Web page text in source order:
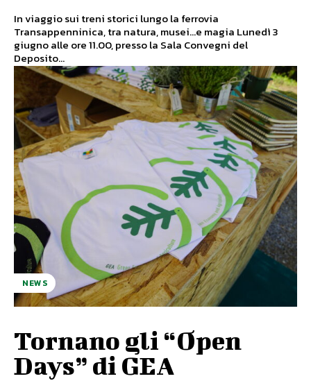
In viaggio sui treni storici lungo la ferrovia
Transappenninica, tra natura, musei…e magia Lunedì 3
giugno alle ore 11.00, presso la Sala Convegni del
Deposito...
NEWS
Tornano gli “Open
Days” di GEA